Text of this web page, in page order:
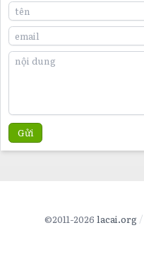
Gửi
©2011-2026 lacai.org